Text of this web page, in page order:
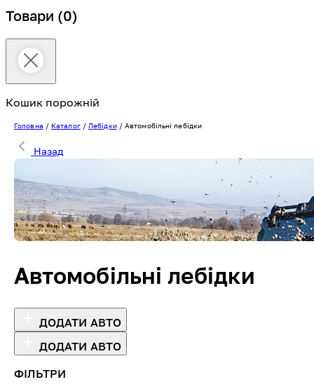
Товари (0)
Кошик порожній
Головна / Каталог/ Лебідки/Автомобільні лебідки
Назад
Автомобільні лебідки
ДОДАТИ АВТО
ДОДАТИ АВТО
ФІЛЬТРИ